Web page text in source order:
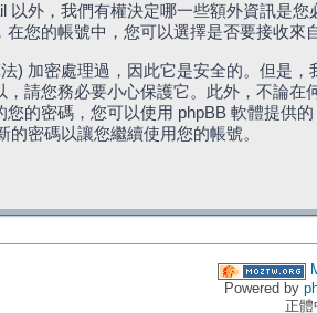
以外，我們有權決定哪一些額外資訊是
您的帳號中，您可以選擇是否要接收來
) 加密處理過，因此它是安全的。但是
，請您務必要小心保護它。此外，不論
的密碼，您可以使用 phpBB 軟體提供
的密碼以讓您繼續使用您的帳號。
Powered by
正體